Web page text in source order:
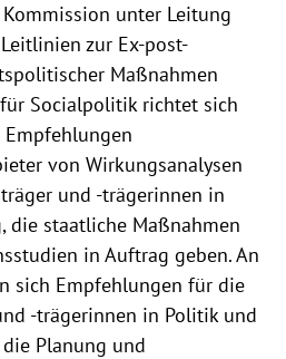
unter Leitung
zur Ex-post-
Maßnahmen
Socialpolitik richtet sich
von Wirkungsanalysen
und -trägerinnen in
die staatliche Maßnahmen
in Auftrag geben. An
sich Empfehlungen für die
-trägerinnen in Politik und
Planung und